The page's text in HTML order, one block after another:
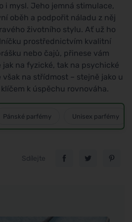
i mysl. Jeho jemná stimulace,
oběh a podpořit náladu z něj
životního stylu. Ať už ho
prostřednictvím kvalitní
nebo čajů, přinese vám
na fyzické, tak na psychické
na střídmost – stejně jako u
k úspěchu rovnováha.
Pánské parfémy Unisex parfémy
Sdílejte